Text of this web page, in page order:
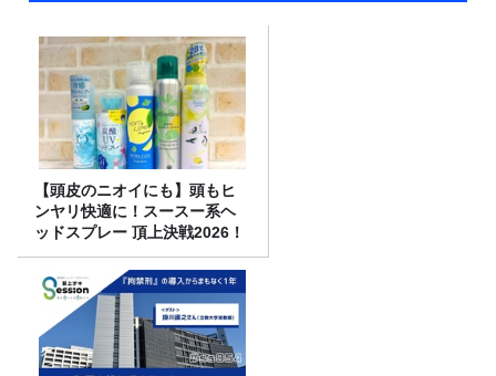
【頭皮のニオイにも】頭もヒ
ンヤリ快適に！スースー系ヘ
ッドスプレー 頂上決戦2026！